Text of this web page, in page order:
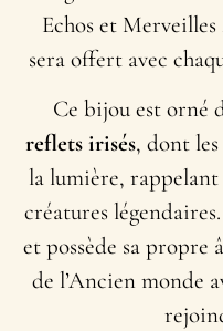
Echos et
sera offert avec
Ce bijou est orné
reflets irisés, dont les
la lumière, rappelant
créatures
et possède sa propre
de l’Ancien monde